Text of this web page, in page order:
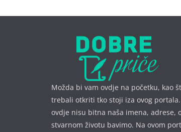
Možda bi vam ovdje na početku, kao
trebali otkriti tko stoji iza ovog
ovdje nisu bitna naša imena, adrese,
stvarnom životu bavimo. Na ovom